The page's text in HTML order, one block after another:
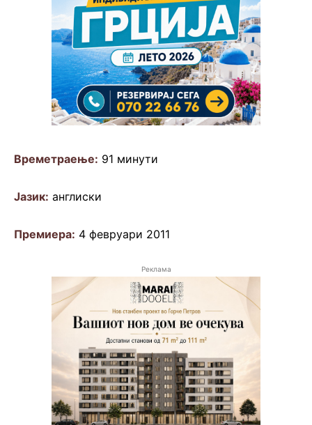
Времетраење: 91 минути
Јазик: англиски
Премиера: 4 февруари 2011
Реклама